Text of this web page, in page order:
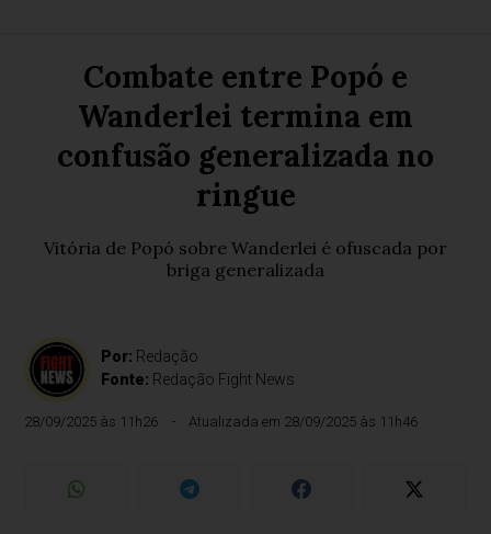
Combate entre Popó e
Wanderlei termina em
confusão generalizada no
ringue
Vitória de Popó sobre Wanderlei é ofuscada por
briga generalizada
Por: Redação
Fonte: Redação Fight News
28/09/2025 às 11h26 Atualizada em 28/09/2025 às 11h46